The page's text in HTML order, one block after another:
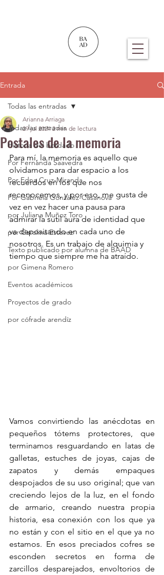
Entrada
Todas las entradas
Historia del bordado
Por Fernanda Saavedra
Por Edna Cruz-Miranda
Por Gabriela González-Casanova
por Juliana Muñoz Toro
por Carolina Estevez
Texto publicado por alumna de BAAD
por Gimena Romero
Eventos académicos
Proyectos de grado
por cófrade arendíz
Todas las entradas
Postales de la memoria
Arianna Arriaga
29 jul 2024 2 min de lectura
Para mí, la memoria es aquello que
olvidamos para dar espacio a los
recuerdos en los que nos
reconocemos, y por eso, me gusta de
vez en vez hacer una pausa para
admirar la sutil aura de identidad que
va depositando en cada uno de
nosotros. Es un trabajo de alquimia y
tiempo que siempre me ha atraído.
Vamos convirtiendo las anécdotas en
pequeños tótems protectores, que
terminamos resguardando en latas de
galletas, estuches de joyas, cajas de
zapatos y demás empaques
despojados de su uso original; que van
creciendo lejos de la luz, en el fondo
de armario, creando nuestra propia
historia, esa conexión con los que ya
no están y con el sitio en el que ya no
estamos. En esos preciados cofres se
esconden secretos en forma de
zarcillos desparejados, envoltorios de